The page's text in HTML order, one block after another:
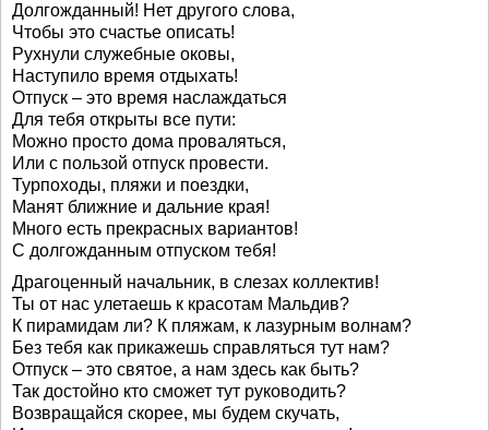
Долгожданный! Нет другого слова,
Чтобы это счастье описать!
Рухнули служебные оковы,
Наступило время отдыхать!
Отпуск – это время наслаждаться
Для тебя открыты все пути:
Можно просто дома проваляться,
Или с пользой отпуск провести.
Турпоходы, пляжи и поездки,
Манят ближние и дальние края!
Много есть прекрасных вариантов!
С долгожданным отпуском тебя!
Драгоценный начальник, в слезах коллектив!
Ты от нас улетаешь к красотам Мальдив?
К пирамидам ли? К пляжам, к лазурным волнам?
Без тебя как прикажешь справляться тут нам?
Отпуск – это святое, а нам здесь как быть?
Так достойно кто сможет тут руководить?
Возвращайся скорее, мы будем скучать,